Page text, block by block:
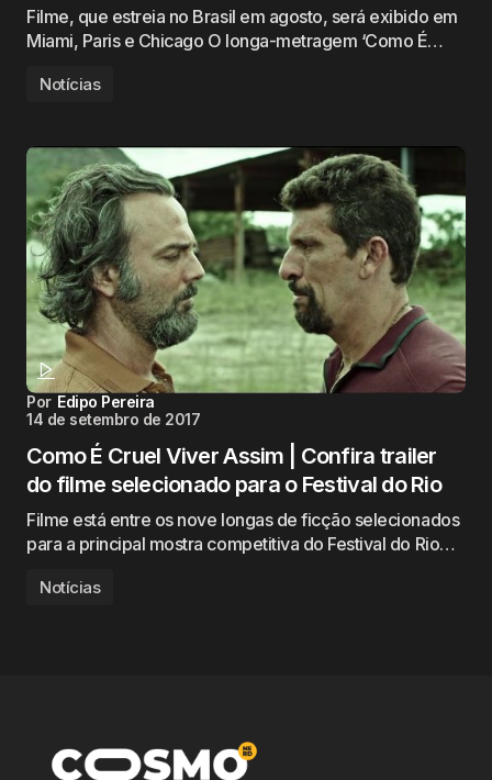
Filme, que estreia no Brasil em agosto, será exibido em
Miami, Paris e Chicago O longa-metragem ‘Como É…
Notícias
Por Edipo Pereira
14 de setembro de 2017
Como É Cruel Viver Assim | Confira trailer
do filme selecionado para o Festival do Rio
Filme está entre os nove longas de ficção selecionados
para a principal mostra competitiva do Festival do Rio…
Notícias